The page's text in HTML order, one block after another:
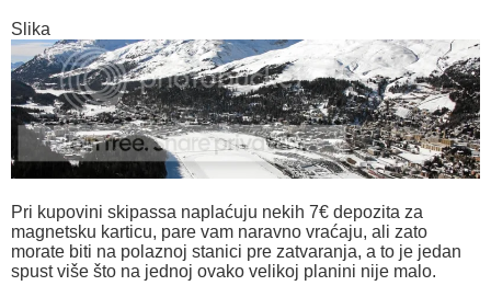
Slika
Pri kupovini skipassa naplaćuju nekih 7€ depozita za
magnetsku karticu, pare vam naravno vraćaju, ali zato
morate biti na polaznoj stanici pre zatvaranja, a to je jedan
spust više što na jednoj ovako velikoj planini nije malo.